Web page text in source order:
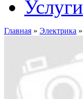
Услуги
Главная » Электрика »